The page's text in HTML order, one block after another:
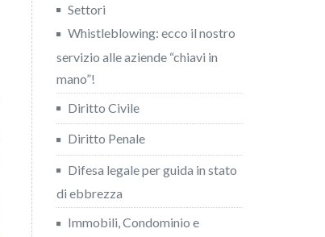
Settori
Whistleblowing: ecco il nostro
servizio alle aziende “chiavi in
mano”!
Diritto Civile
Diritto Penale
Difesa legale per guida in stato
di ebbrezza
Immobili, Condominio e